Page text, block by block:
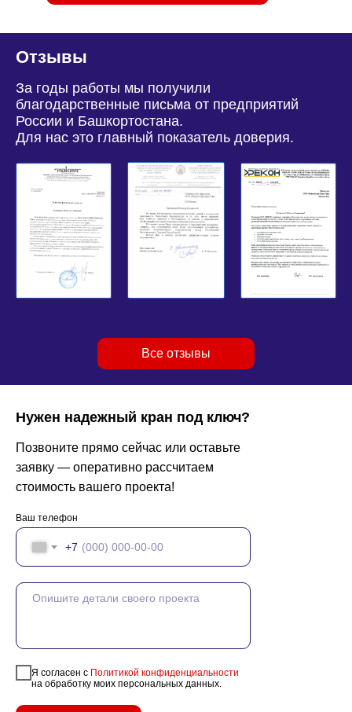
Отзывы
За годы работы мы получили
благодарственные письма от предприятий
России и Башкортостана.
Для нас это главный показатель доверия.
Все отзывы
Нужен надежный кран под ключ?
Позвоните прямо сейчас или оставьте
заявку — оперативно рассчитаем
стоимость вашего проекта!
Ваш телефон
+7
Я согласен с Политикой конфиденциальности
на обработку моих персональных данных.